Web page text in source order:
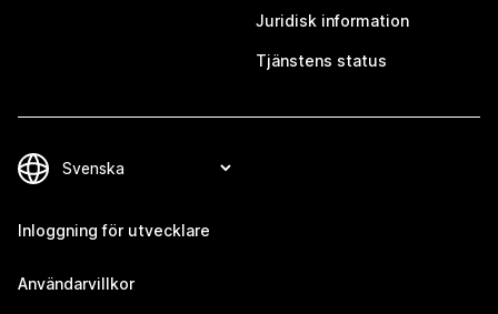
Juridisk information
Tjänstens status
Inloggning för utvecklare
Användarvillkor